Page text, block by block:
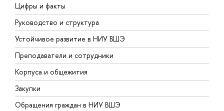
Цифры и факты
Руководство и структура
Устойчивое развитие в НИУ ВШЭ
Преподаватели и сотрудники
Корпуса и общежития
Закупки
Обращения граждан в НИУ ВШЭ